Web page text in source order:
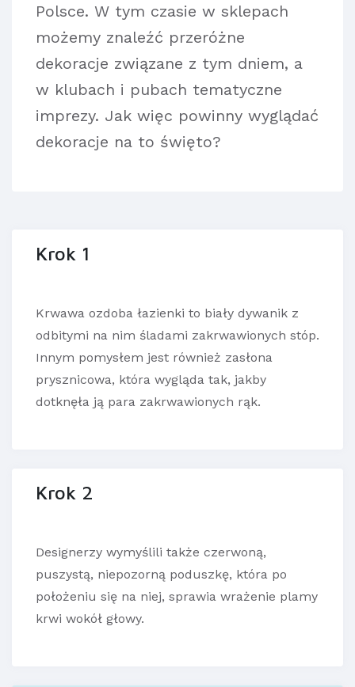
Polsce. W tym czasie w sklepach
możemy znaleźć przeróżne
dekoracje związane z tym dniem, a
w klubach i pubach tematyczne
imprezy. Jak więc powinny wyglądać
dekoracje na to święto?
Krok 1
Krwawa ozdoba łazienki to biały dywanik z
odbitymi na nim śladami zakrwawionych stóp.
Innym pomysłem jest również zasłona
prysznicowa, która wygląda tak, jakby
dotknęła ją para zakrwawionych rąk.
Krok 2
Designerzy wymyślili także czerwoną,
puszystą, niepozorną poduszkę, która po
położeniu się na niej, sprawia wrażenie plamy
krwi wokół głowy.